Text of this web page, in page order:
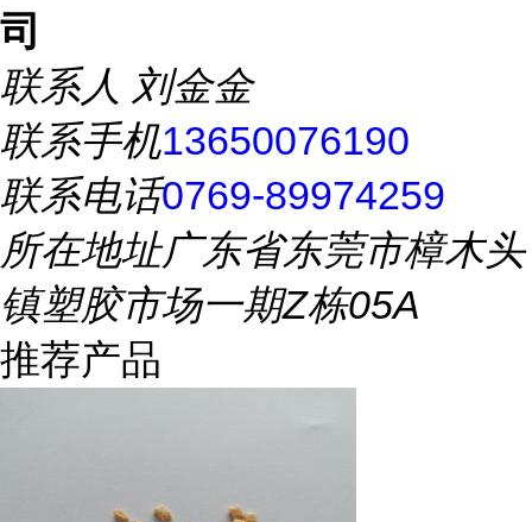
司
联系人 刘金金
联系手机13650076190
联系电话0769-89974259
所在地址广东省东莞市樟木头
镇塑胶市场一期Z栋05A
推荐产品